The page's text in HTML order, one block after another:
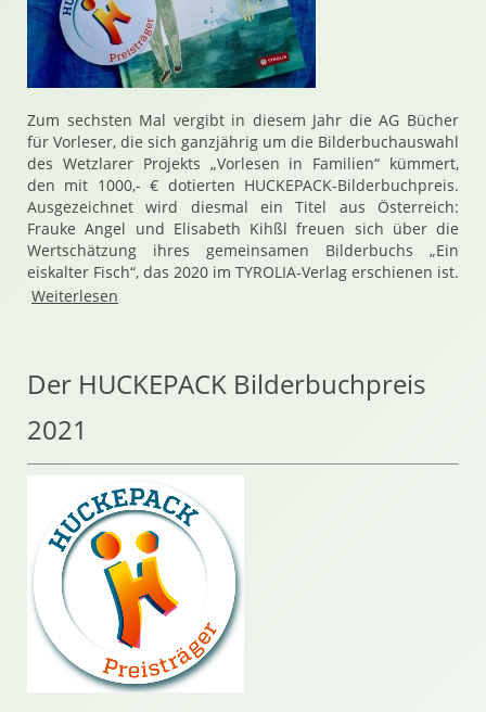
Zum sechsten Mal vergibt in diesem Jahr die AG Bücher
für Vorleser, die sich ganzjährig um die Bilderbuchauswahl
des Wetzlarer Projekts „Vorlesen in Familien“ kümmert,
den mit 1000,- € dotierten HUCKEPACK-Bilderbuchpreis.
Ausgezeichnet wird diesmal ein Titel aus Österreich:
Frauke Angel und Elisabeth Kihßl freuen sich über die
Wertschätzung ihres gemeinsamen Bilderbuchs „Ein
eiskalter Fisch“, das 2020 im TYROLIA-Verlag erschienen ist.
Weiterlesen
Der HUCKEPACK Bilderbuchpreis
2021